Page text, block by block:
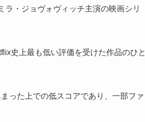
・ジョヴォヴィッチ主演の映画シリ
史上最も低い評価を受けた作品のひと
った上での低スコアであり、一部ファ